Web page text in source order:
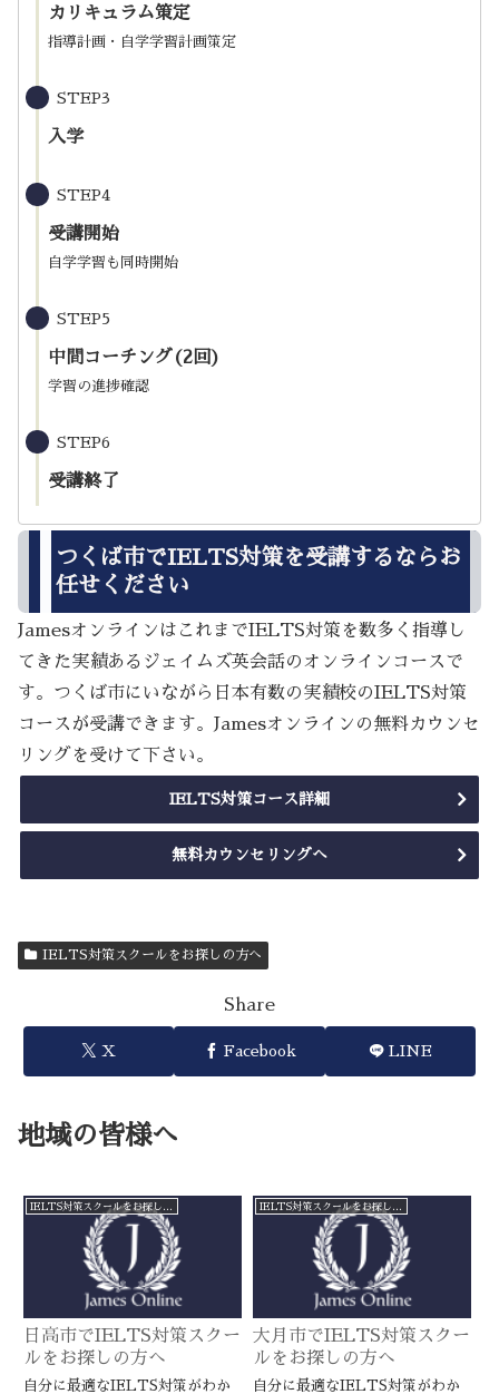
カリキュラム策定
指導計画・自学学習計画策定
STEP3
入学
STEP4
受講開始
自学学習も同時開始
STEP5
中間コーチング(2回)
学習の進捗確認
STEP6
受講終了
つくば市でIELTS対策を受講するならお
任せください
JamesオンラインはこれまでIELTS対策を数多く指導し
てきた実績あるジェイムズ英会話のオンラインコースで
す。つくば市にいながら日本有数の実績校のIELTS対策
コースが受講できます。Jamesオンラインの無料カウンセ
リングを受けて下さい。
IELTS対策コース詳細
無料カウンセリングへ
IELTS対策スクールをお探しの方へ
Share
X Facebook LINE
地域の皆様へ
IELTS対策スクールをお探しの方へ
日高市でIELTS対策スクー
ルをお探しの方へ
自分に最適なIELTS対策がわか
IELTS対策スクールをお探しの方へ
大月市でIELTS対策スクー
ルをお探しの方へ
自分に最適なIELTS対策がわか